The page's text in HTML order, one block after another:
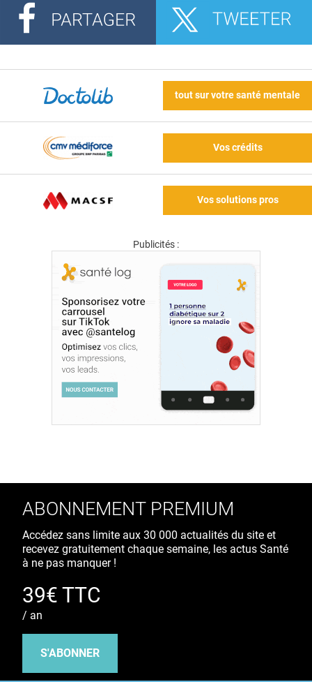
tout sur votre santé mentale
Vos crédits
Vos solutions pros
Publicités :
ABONNEMENT PREMIUM
Accédez sans limite aux 30 000 actualités du site et
recevez gratuitement chaque semaine, les actus Santé
à ne pas manquer !
39€ TTC
/ an
S'ABONNER